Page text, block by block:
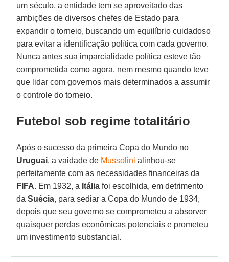
um século, a entidade tem se aproveitado das
ambições de diversos chefes de Estado para
expandir o torneio, buscando um equilíbrio cuidadoso
para evitar a identificação política com cada governo.
Nunca antes sua imparcialidade política esteve tão
comprometida como agora, nem mesmo quando teve
que lidar com governos mais determinados a assumir
o controle do torneio.
Futebol sob regime totalitário
Após o sucesso da primeira Copa do Mundo no
Uruguai, a vaidade de Mussolini alinhou-se
perfeitamente com as necessidades financeiras da
FIFA. Em 1932, a Itália foi escolhida, em detrimento
daSuécia, para sediar a Copa do Mundo de 1934,
depois que seu governo se comprometeu a absorver
quaisquer perdas econômicas potenciais e prometeu
um investimento substancial.